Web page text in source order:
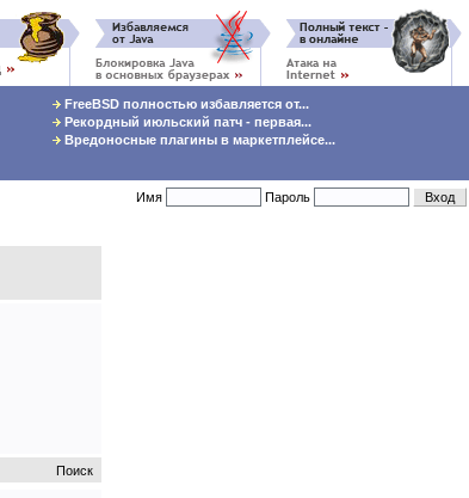
FreeBSD полностью избавляется от...
Рекордный июльский патч - первая...
Вредоносные плагины в маркетплейсе...
Имя Пароль
Поиск